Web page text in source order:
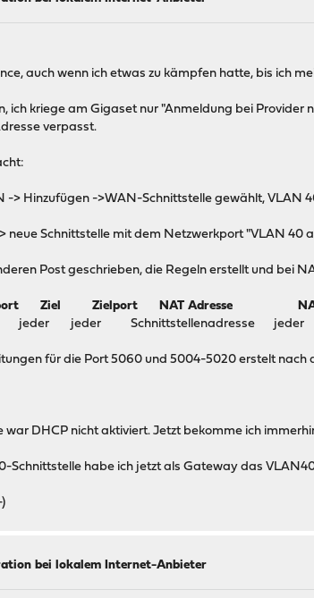
auch wenn ich etwas zu kämpfen hatte, bis ich
ich kriege am Gigaset nur "Anmeldung bei
verpasst.
-> Hinzufügen ->WAN-Schnittstelle gewählt, VLAN
neue Schnittstelle mit dem Netzwerkport "VLAN 40
Post geschrieben, die Regeln erstellt und bei
Ziel Zielport NAT Adresse
jeder Schnittstellenadresse jeder
für die Port 5060 und 5004-5020 erstelt nach
DHCP nicht aktiviert. Jetzt bekomme ich
Schnittstelle habe ich jetzt als Gateway das
bei lokalem Internet-Anbieter